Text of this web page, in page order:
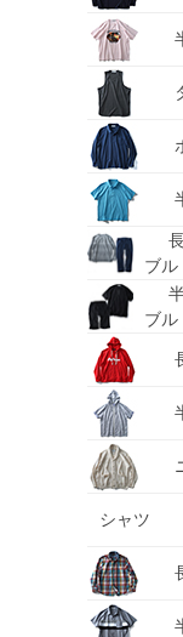
ブル
ブル
シャツ